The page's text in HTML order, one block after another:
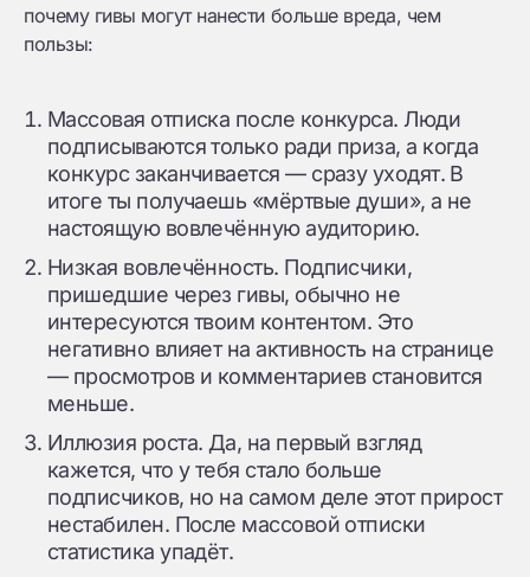
почему гивы могут нанести больше вреда, чем
пользы:
Массовая отписка после конкурса. Люди
подписываются только ради приза, а когда
конкурс заканчивается — сразу уходят. В
итоге ты получаешь «мёртвые души», а не
настоящую вовлечённую аудиторию.
Низкая вовлечённость. Подписчики,
пришедшие через гивы, обычно не
интересуются твоим контентом. Это
негативно влияет на активность на странице
— просмотров и комментариев становится
меньше.
Иллюзия роста. Да, на первый взгляд
кажется, что у тебя стало больше
подписчиков, но на самом деле этот прирост
нестабилен. После массовой отписки
статистика упадёт.